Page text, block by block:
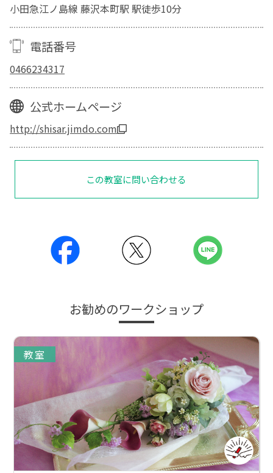
小田急江ノ島線 藤沢本町駅 駅徒歩10分
電話番号
0466234317
公式ホームページ
http://shisar.jimdo.com
この教室に問い合わせる
お勧めのワークショップ
教室